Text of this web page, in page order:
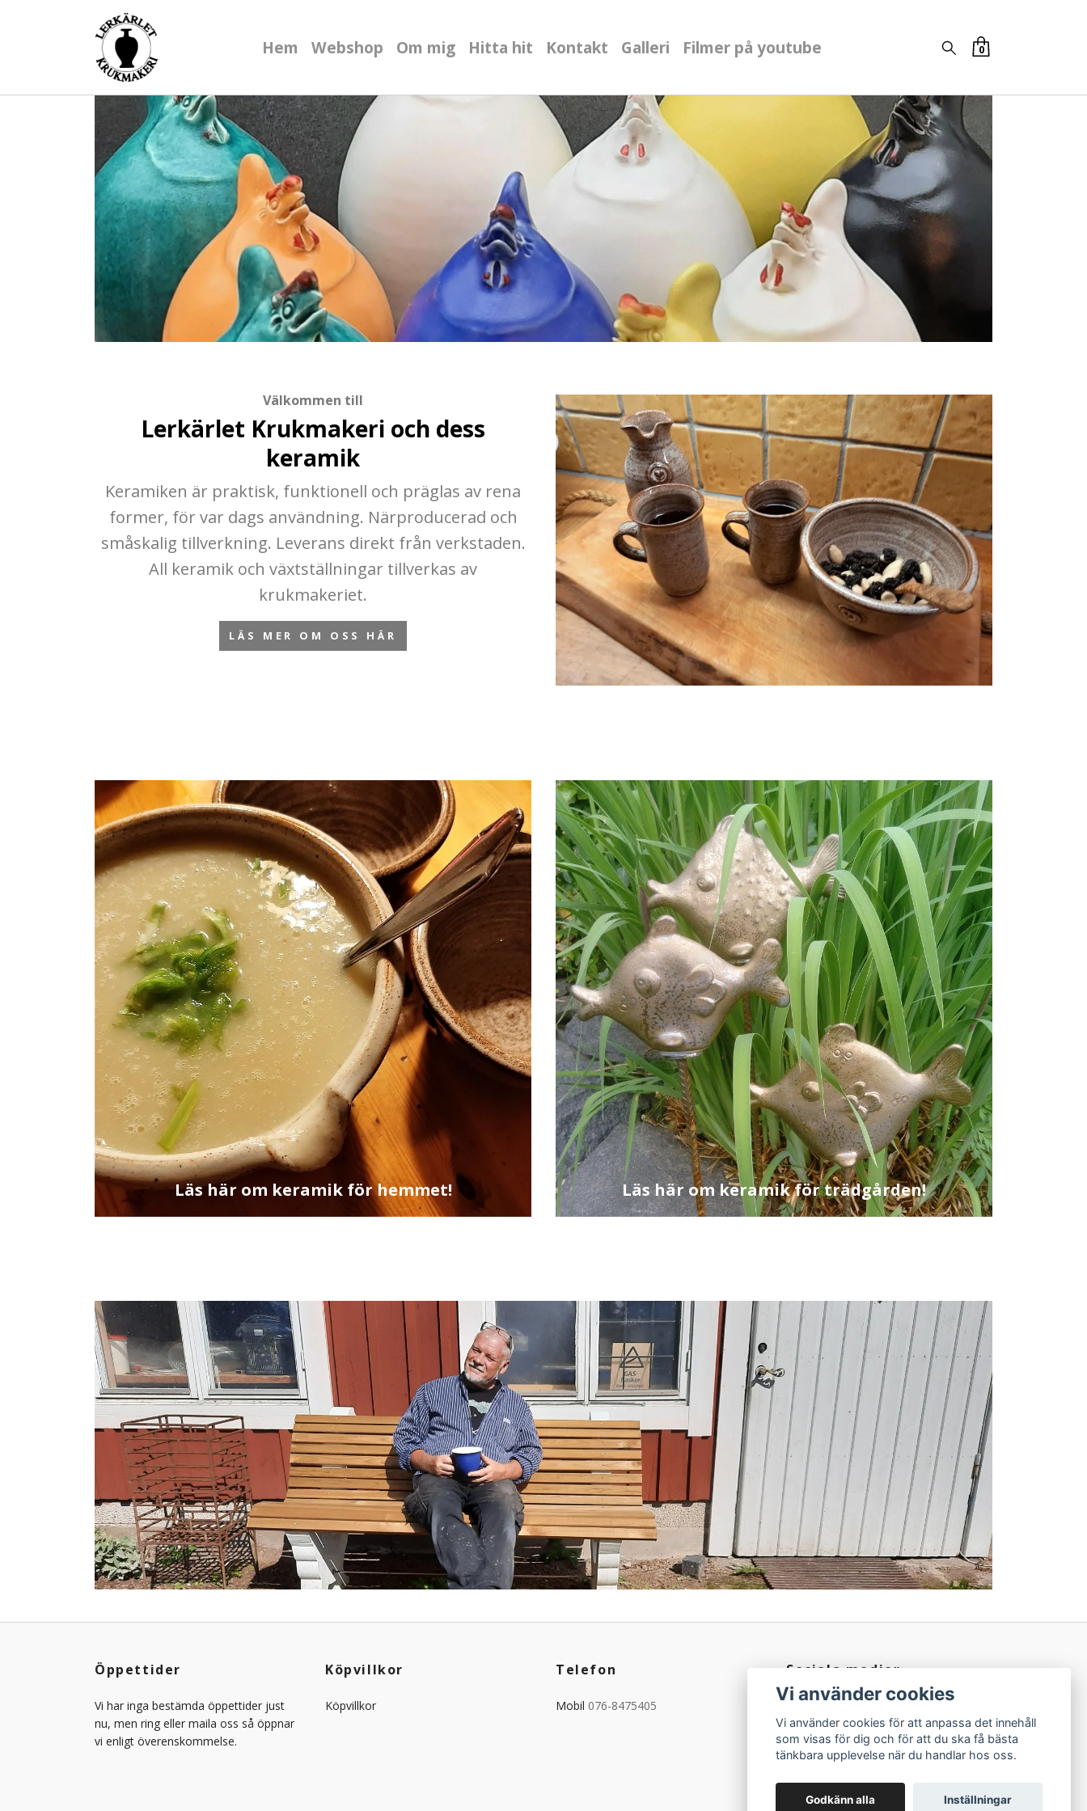
Hem Webshop Om mig Hitta hit Kontakt Galleri Filmer på youtube 0
Välkommen till
Lerkärlet Krukmakeri och dess
keramik
Keramiken är praktisk, funktionell och präglas av rena
former, för var dags användning. Närproducerad och
småskalig tillverkning. Leverans direkt från verkstaden.
All keramik och växtställningar tillverkas av
krukmakeriet.
LÄS MER OM OSS HÄR
Läs här om keramik för hemmet! Läs här om keramik för trädgården!
Öppettider
Vi har inga bestämda öppettider just
nu, men ring eller maila oss så öppnar
vi enligt överenskommelse.
Köpvillkor
Köpvillkor
Telefon
Mobil 076-8475405
Sociala medier
Facebook
Instagram
Vi använder cookies
Vi använder cookies för att anpassa det innehåll
som visas för dig och för att du ska få bästa
tänkbara upplevelse när du handlar hos oss.
Godkänn alla Inställningar